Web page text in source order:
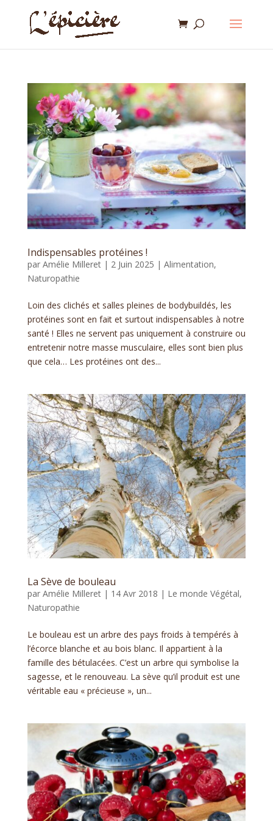
Indispensables protéines !
par Amélie Milleret| 2 Juin 2025 | Alimentation,
Naturopathie
Loin des clichés et salles pleines de bodybuildés, les
protéines sont en fait et surtout indispensables à notre
santé ! Elles ne servent pas uniquement à construire ou
entretenir notre masse musculaire, elles sont bien plus
que cela… Les protéines ont des...
La Sève de bouleau
par Amélie Milleret| 14 Avr 2018 | Le monde Végétal,
Naturopathie
Le bouleau est un arbre des pays froids à tempérés à
l’écorce blanche et au bois blanc. Il appartient à la
famille des bétulacées. C’est un arbre qui symbolise la
sagesse, et le renouveau. La sève qu’il produit est une
véritable eau « précieuse », un...